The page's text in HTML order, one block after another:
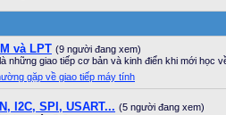
và LPT (9 người đang xem)
những giao tiếp cơ bản và kinh điển khi mới học
gặp về giao tiếp máy tính
I2C, SPI, USART... (5 người đang xem)